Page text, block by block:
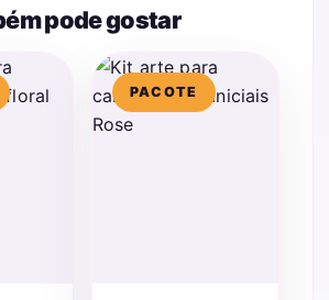
pode gostar
PACOTE